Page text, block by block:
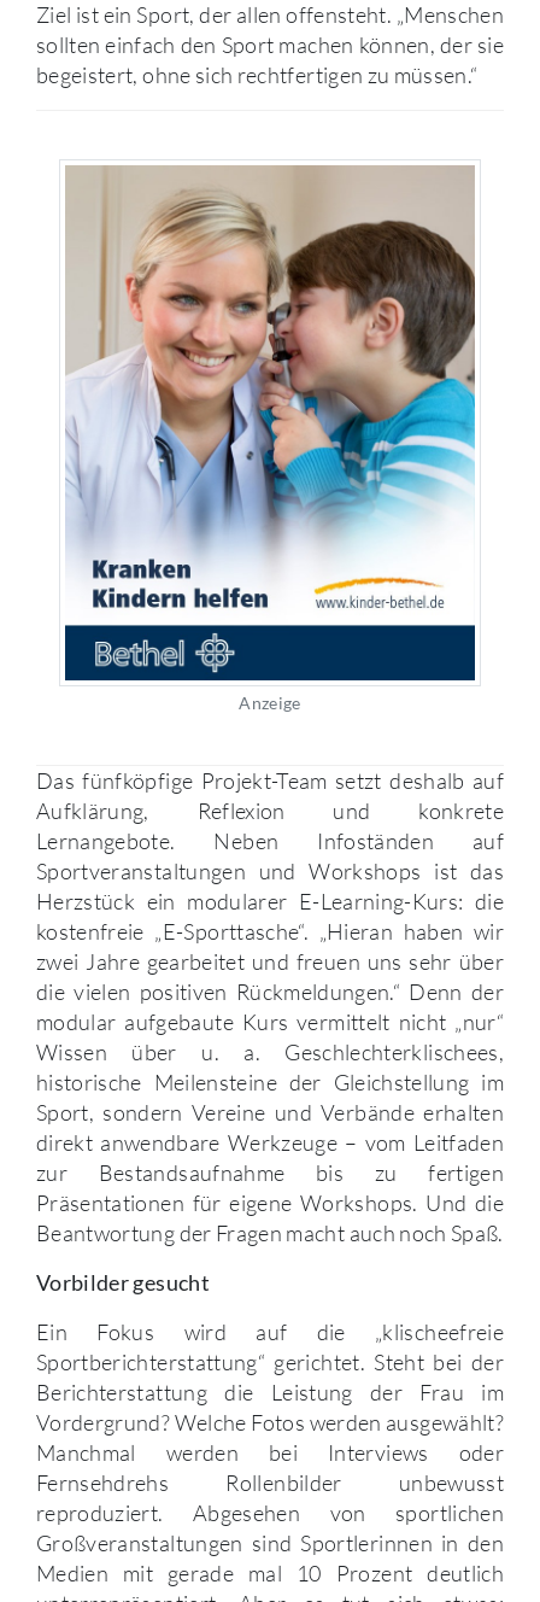
Ziel ist ein Sport, der allen offensteht. „Menschen
sollten einfach den Sport machen können, der sie
begeistert, ohne sich rechtfertigen zu müssen.“
Anzeige
Das fünfköpfige Projekt-Team setzt deshalb auf
Aufklärung, Reflexion und konkrete
Lernangebote. Neben Infoständen auf
Sportveranstaltungen und Workshops ist das
Herzstück ein modularer E-Learning-Kurs: die
kostenfreie „E-Sporttasche“. „Hieran haben wir
zwei Jahre gearbeitet und freuen uns sehr über
die vielen positiven Rückmeldungen.“ Denn der
modular aufgebaute Kurs vermittelt nicht „nur“
Wissen über u. a. Geschlechterklischees,
historische Meilensteine der Gleichstellung im
Sport, sondern Vereine und Verbände erhalten
direkt anwendbare Werkzeuge – vom Leitfaden
zur Bestandsaufnahme bis zu fertigen
Präsentationen für eigene Workshops. Und die
Beantwortung der Fragen macht auch noch Spaß.
Vorbilder gesucht
Ein Fokus wird auf die „klischeefreie
Sportberichterstattung“ gerichtet. Steht bei der
Berichterstattung die Leistung der Frau im
Vordergrund? Welche Fotos werden ausgewählt?
Manchmal werden bei Interviews oder
Fernsehdrehs Rollenbilder unbewusst
reproduziert. Abgesehen von sportlichen
Großveranstaltungen sind Sportlerinnen in den
Medien mit gerade mal 10 Prozent deutlich